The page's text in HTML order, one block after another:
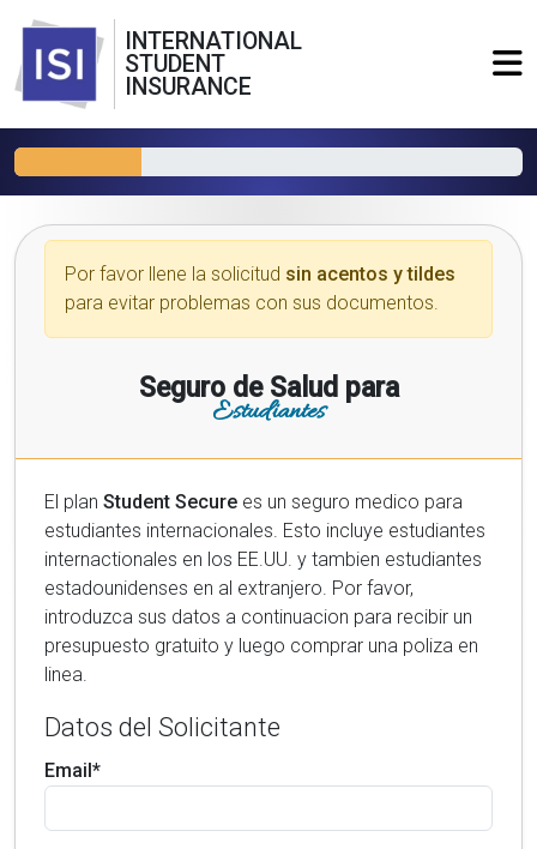
INTERNATIONAL
STUDENT
INSURANCE
Por favor llene la solicitud sin acentos y tildes
para evitar problemas con sus documentos.
Seguro de Salud para
Estudiantes
El plan Student Secure es un seguro medico para
estudiantes internacionales. Esto incluye estudiantes
internactionales en los EE.UU. y tambien estudiantes
estadounidenses en al extranjero. Por favor,
introduzca sus datos a continuacion para recibir un
presupuesto gratuito y luego comprar una poliza en
linea.
Datos del Solicitante
Email*